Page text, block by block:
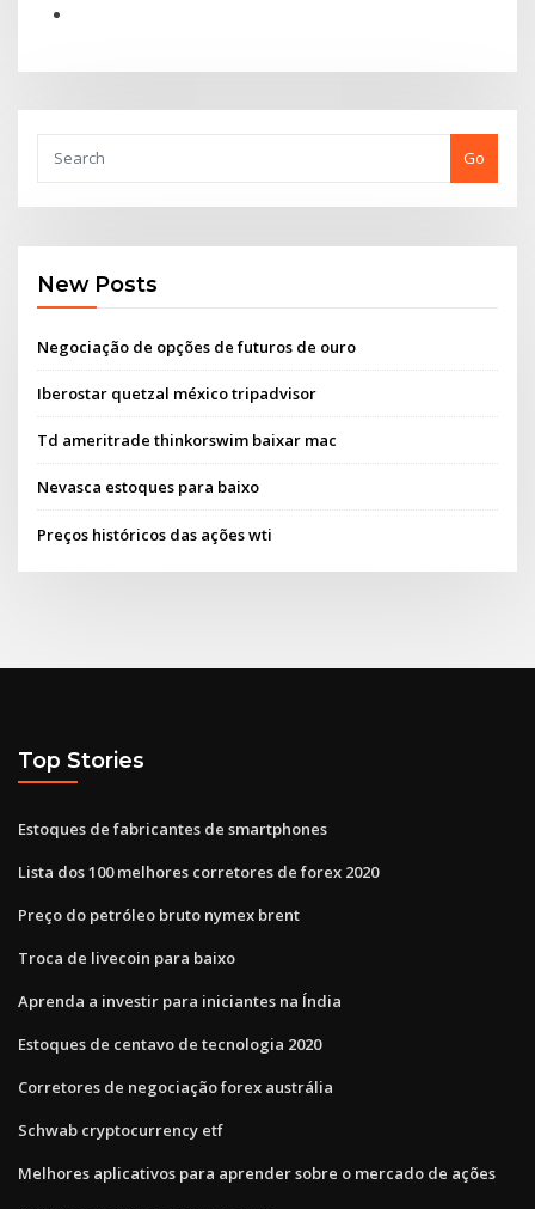
Go
New Posts
Negociação de opções de futuros de ouro
Iberostar quetzal méxico tripadvisor
Td ameritrade thinkorswim baixar mac
Nevasca estoques para baixo
Preços históricos das ações wti
Top Stories
Estoques de fabricantes de smartphones
Lista dos 100 melhores corretores de forex 2020
Preço do petróleo bruto nymex brent
Troca de livecoin para baixo
Aprenda a investir para iniciantes na Índia
Estoques de centavo de tecnologia 2020
Corretores de negociação forex austrália
Schwab cryptocurrency etf
Melhores aplicativos para aprender sobre o mercado de ações